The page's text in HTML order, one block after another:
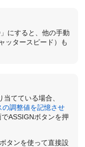
にすると、他の手動
ッタースピード）も
てている場合、
の調整値を記憶させ
ASSIGNボタンを押
タンを使って直接設